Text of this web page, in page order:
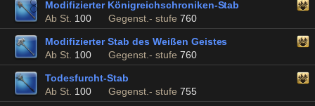
Modifizierter Königreichschroniken-Stab
Ab St. 100 Gegenst.- stufe 760
Modifizierter Stab des Weißen Geistes
Ab St. 100 Gegenst.- stufe 760
Todesfurcht-Stab
Ab St. 100 Gegenst.- stufe 755